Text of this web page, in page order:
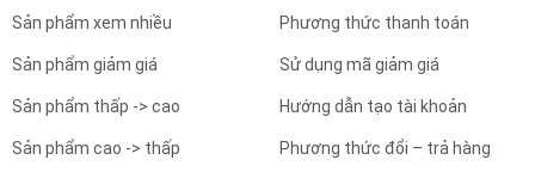
Sản phẩm xem nhiều
Sản phẩm giảm giá
Sản phẩm thấp -> cao
Sản phẩm cao -> thấp
Phương thức thanh toán
Sử dụng mã giảm giá
Hướng dẫn tạo tài khoản
Phương thức đổi – trả hàng